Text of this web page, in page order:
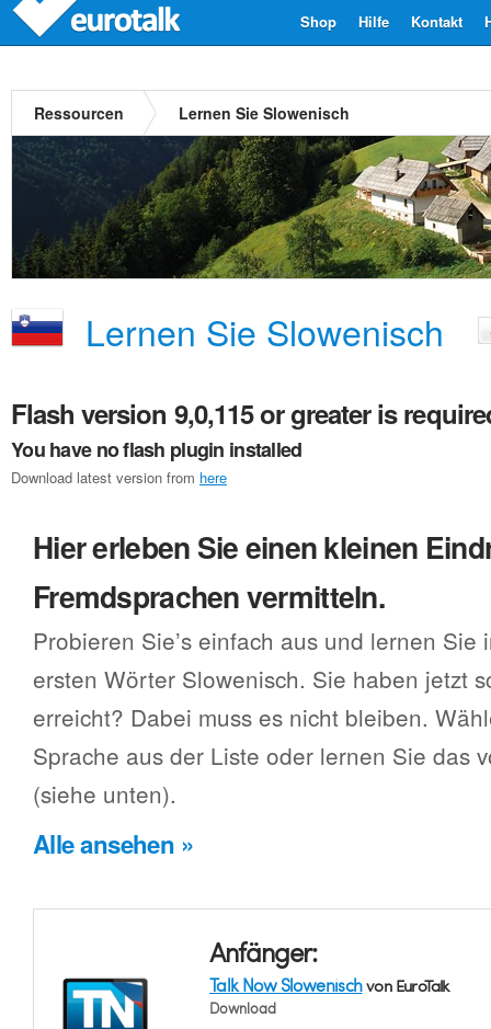
Kontakt
Hilfe
Shop
Ressourcen Lernen Sie Slowenisch
Lernen Sie Slowenisch
Flash version 9,0,115 or greater is
You have no flash plugin installed
Download latest version from here
Hier erleben Sie einen kleinen
Fremdsprachen vermitteln.
Probieren Sie’s einfach aus und lernen
ersten Wörter Slowenisch. Sie haben jetzt
erreicht? Dabei muss es nicht bleiben.
Sprache aus der Liste oder lernen Sie das
(siehe unten).
Alle ansehen »
Anfänger:
Talk Now Slowenischvon EuroTalk
Download